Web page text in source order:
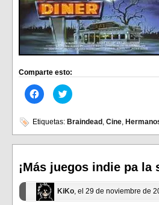
Comparte esto:
Haz
clic
en
Facebook
(Se
abre
ventana
nueva)
Haz
clic
en
(Se
abre
ventana
nueva)
Etiquetas: Braindead , Cine,
¡Más juegos indie pa la
KiKo, el 29 de noviembre de